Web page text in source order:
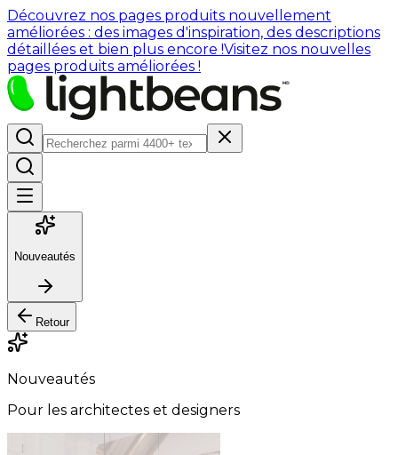
Découvrez nos pages produits nouvellement
améliorées : des images d'inspiration, des descriptions
détaillées et bien plus encore !Visitez nos nouvelles
pages produits améliorées !
Nouveautés
Retour
Nouveautés
Pour les architectes et designers